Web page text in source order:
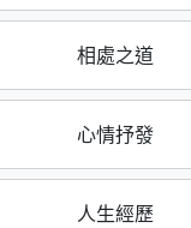
相處之道
心情抒發
人生經歷